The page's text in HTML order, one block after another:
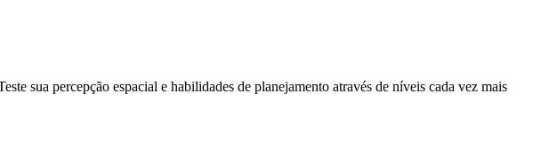
sua percepção espacial e habilidades de planejamento através de níveis cada vez mais